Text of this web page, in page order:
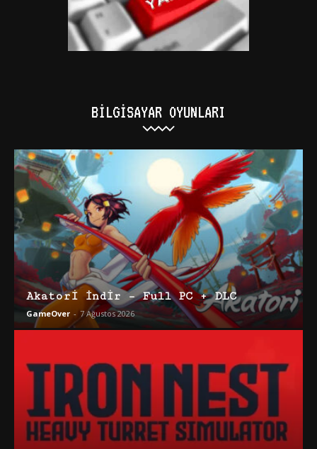
BILGISAYAR OYUNLARI
Akatori İndir – Full PC + DLC
GameOver - 7 Ağustos 2026